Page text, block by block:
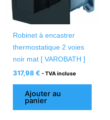
Robinet à encastrer
thermostatique 2 voies
noir mat [ VAROBATH ]
317,98 € - TVA incluse
Ajouter au
panier